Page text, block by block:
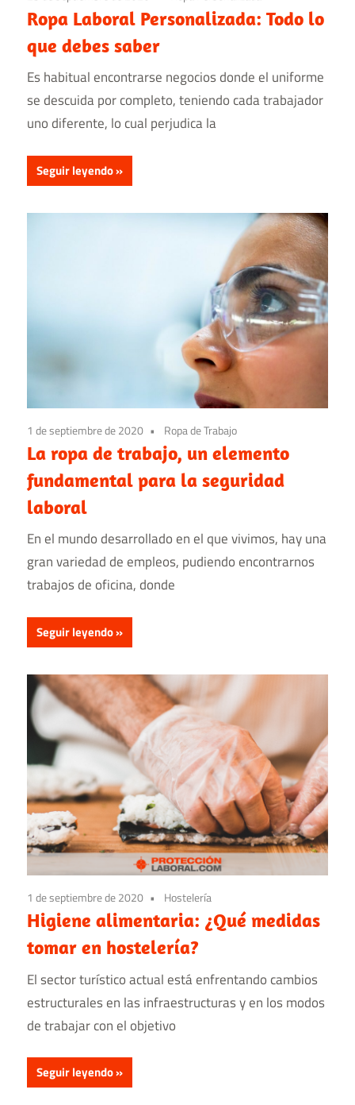
Ropa Laboral Personalizada: Todo lo
que debes saber
Es habitual encontrarse negocios donde el uniforme
se descuida por completo, teniendo cada trabajador
uno diferente, lo cual perjudica la
Seguir leyendo
1 de septiembre de 2020 Ropa de Trabajo
La ropa de trabajo, un elemento
fundamental para la seguridad
laboral
En el mundo desarrollado en el que vivimos, hay una
gran variedad de empleos, pudiendo encontrarnos
trabajos de oficina, donde
Seguir leyendo
1 de septiembre de 2020 Hostelería
Higiene alimentaria: ¿Qué medidas
tomar en hostelería?
El sector turístico actual está enfrentando cambios
estructurales en las infraestructuras y en los modos
de trabajar con el objetivo
Seguir leyendo